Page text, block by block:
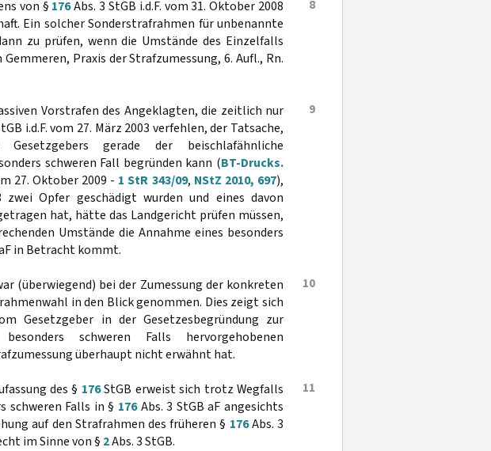
8
von § 176Abs. 3 StGB i.d.F. vom 31. Oktober 2008
Ein solcher Sonderstrafrahmen für unbenannte
zu prüfen, wenn die Umstände des Einzelfalls
Praxis der Strafzumessung, 6. Aufl., Rn.
9
Vorstrafen des Angeklagten, die zeitlich nur
i.d.F. vom 27. März 2003 verfehlen, der Tatsache,
gerade der beischlafähnliche
schweren Fall begründen kann (BT-Drucks.
27. Oktober 2009 - 1 StR 343/09, NStZ 2010, 697),
Opfer geschädigt wurden und eines davon
hat, hätte das Landgericht prüfen müssen,
Umstände die Annahme eines besonders
in Betracht kommt.
10
(überwiegend) bei der Zumessung der konkreten
in den Blick genommen. Dies zeigt sich
Gesetzgeber in der Gesetzesbegründung zur
schweren Falls hervorgehobenen
überhaupt nicht erwähnt hat.
11
des § 176StGB erweist sich trotz Wegfalls
schweren Falls in § 176Abs. 3 StGB aF angesichts
auf den Strafrahmen des früheren § 176Abs. 3
im Sinne von § 2Abs. 3 StGB.